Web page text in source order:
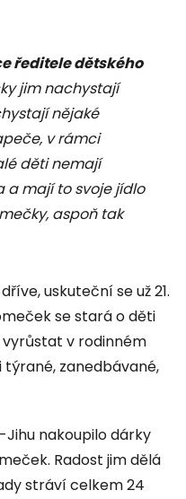
ředitele dětského
jim nachystají
nějaké
v rámci
děti nemají
mají to svoje jídlo
aspoň tak
uskuteční se už 21.
se stará o děti
v rodinném
zanedbávané,
nakoupilo dárky
Radost jim dělá
stráví celkem 24